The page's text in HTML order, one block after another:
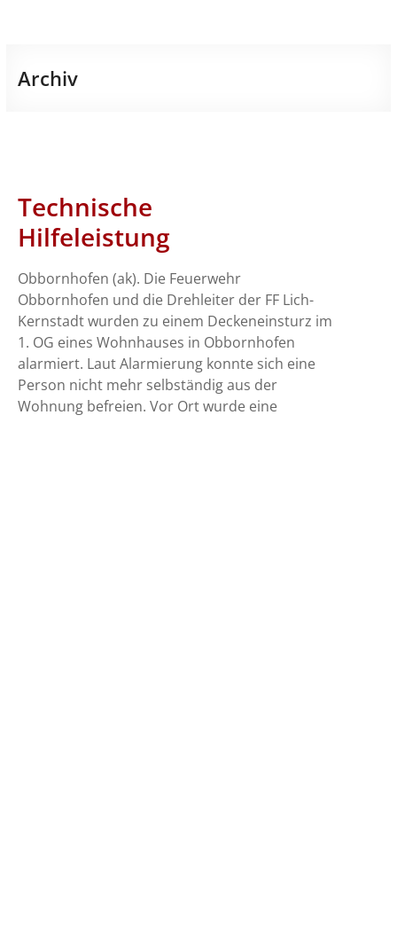
Archiv
Technische
Hilfeleistung
Obbornhofen (ak). Die Feuerwehr
Obbornhofen und die Drehleiter der FF Lich-
Kernstadt wurden zu einem Deckeneinsturz im
1. OG eines Wohnhauses in Obbornhofen
alarmiert. Laut Alarmierung konnte sich eine
Person nicht mehr selbständig aus der
Wohnung befreien. Vor Ort wurde eine